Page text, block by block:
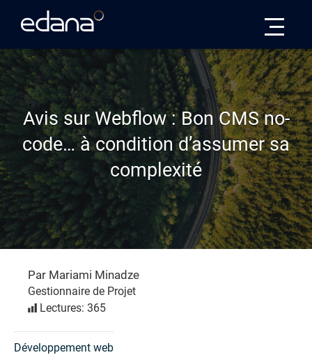
Avis sur Webflow : Bon CMS no-
code… à condition d’assumer sa
complexité
Par Mariami Minadze
Gestionnaire de Projet
Lectures: 365
Développement web